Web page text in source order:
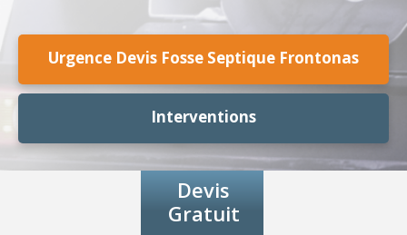
Urgence Devis Fosse Septique Frontonas
Interventions
Devis
Gratuit